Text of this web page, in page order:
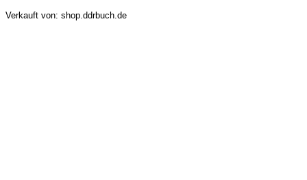
Verkauft von: shop.ddrbuch.de